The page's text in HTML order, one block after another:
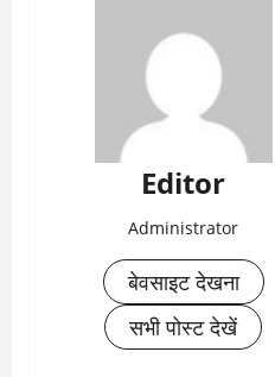
Editor
Administrator
बेवसाइट देखना
सभी पोस्ट देखें